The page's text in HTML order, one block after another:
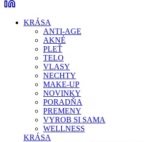
KRÁSA
ANTI-AGE
AKNÉ
PLEŤ
TELO
VLASY
NECHTY
MAKE-UP
NOVINKY
PORADŇA
PREMENY
VYROB SI SAMA
WELLNESS
KRÁSA